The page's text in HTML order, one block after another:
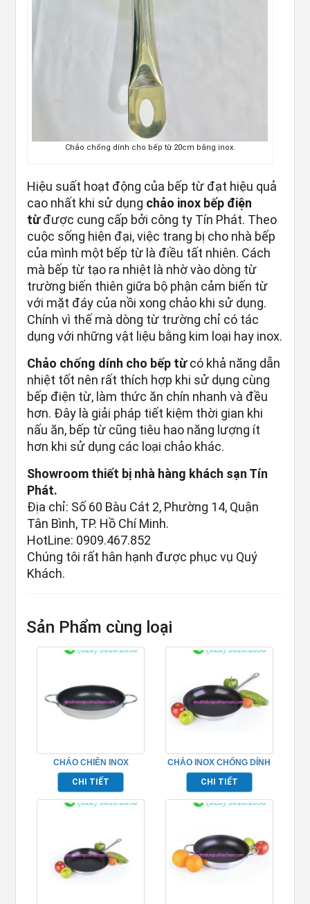
Chảo chống dính cho bếp từ 20cm bằng inox.
Hiệu suất hoạt động của bếp từ đạt hiệu quả
cao nhất khi sử dụng chảo inox bếp điện
từđược cung cấp bởi công ty Tín Phát. Theo
cuộc sống hiện đại, việc trang bị cho nhà bếp
của mình một bếp từ là điều tất nhiên. Cách
mà bếp từ tạo ra nhiệt là nhờ vào dòng từ
trường biến thiên giữa bộ phận cảm biến từ
với mặt đáy của nồi xong chảo khi sử dụng.
Chính vì thế mà dòng từ trường chỉ có tác
dụng với những vật liệu bằng kim loại hay inox.
Chảo chống dính cho bếp từcó khả năng dẫn
nhiệt tốt nên rất thích hợp khi sử dụng cùng
bếp điện từ, làm thức ăn chín nhanh và đều
hơn. Đây là giải pháp tiết kiệm thời gian khi
nấu ăn, bếp từ cũng tiêu hao năng lượng ít
hơn khi sử dụng các loại chảo khác.
Showroom thiết bị nhà hàng khách sạn Tín
Phát.
Địa chỉ: Số 60 Bàu Cát 2, Phường 14, Quận
Tân Bình, TP. Hồ Chí Minh.
HotLine: 0909.467.852
Chúng tôi rất hân hạnh được phục vụ Quý
Khách.
Sản Phẩm cùng loại
CHẢO CHIÊN INOX
CHỐNG DÍNH 2 ĐÁY
TP696227
CHI TIẾT
CHẢO INOX CHỐNG DÍNH
– TP696221
CHI TIẾT